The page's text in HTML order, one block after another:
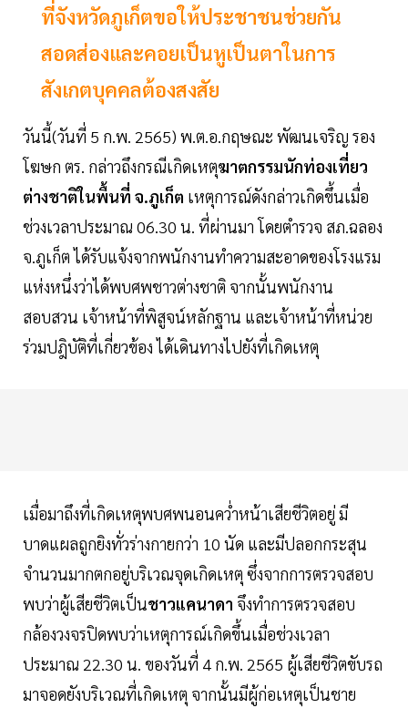
ที่จังหวัดภูเก็ตขอให้ประชาชนช่วยกัน
สอดส่องและคอยเป็นหูเป็นตาในการ
สังเกตบุคคลต้องสงสัย
วันนี้(วันที่ 5 ก.พ. 2565) พ.ต.อ.กฤษณะ พัฒนเจริญ รอง
โฆษก ตร. กล่าวถึงกรณีเกิดเหตุฆาตกรรมนักท่องเที่ยว
ต่างชาติในพื้นที่ จ.ภูเก็ต เหตุการณ์ดังกล่าวเกิดขึ้นเมื่อ
ช่วงเวลาประมาณ 06.30 น. ที่ผ่านมา โดยตำรวจ สภ.ฉลอง
จ.ภูเก็ต ได้รับแจ้งจากพนักงานทำความสะอาดของโรงแรม
แห่งหนึ่งว่าได้พบศพชาวต่างชาติ จากนั้นพนักงาน
สอบสวน เจ้าหน้าที่พิสูจน์หลักฐาน และเจ้าหน้าที่หน่วย
ร่วมปฎิบัติที่เกี่ยวข้อง ได้เดินทางไปยังที่เกิดเหตุ
เมื่อมาถึงที่เกิดเหตุพบศพนอนคว่ำหน้าเสียชีวิตอยู่ มี
บาดแผลถูกยิงทั่วร่างกายกว่า 10 นัด และมีปลอกกระสุน
จำนวนมากตกอยู่บริเวณจุดเกิดเหตุ ซึ่งจากการตรวจสอบ
พบว่าผู้เสียชีวิตเป็นชาวแคนาดา จึงทำการตรวจสอบ
กล้องวงจรปิดพบว่าเหตุการณ์เกิดขึ้นเมื่อช่วงเวลา
ประมาณ 22.30 น. ของวันที่ 4 ก.พ. 2565 ผู้เสียชีวิตขับรถ
มาจอดยังบริเวณที่เกิดเหตุ จากนั้นมีผู้ก่อเหตุเป็นชาย